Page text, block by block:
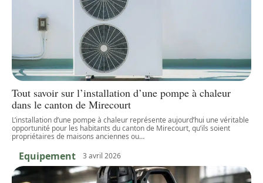
Tout savoir sur l’installation d’une pompe à chaleur
dans le canton de Mirecourt
L’installation d’une pompe à chaleur représente aujourd’hui une véritable
opportunité pour les habitants du canton de Mirecourt, qu’ils soient
propriétaires de maisons anciennes ou…
Equipement 3 avril 2026